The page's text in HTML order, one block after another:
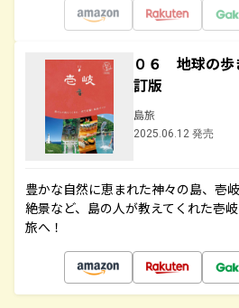
０６ 地球の
訂版
島旅
2025.06.12 発売
豊かな自然に恵まれた神々の島、壱
絶景など、島の人が教えてくれた壱
旅へ！